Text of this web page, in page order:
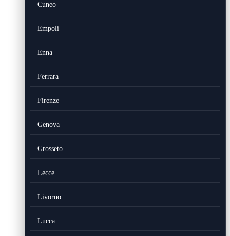
Cuneo
Empoli
Enna
Ferrara
Firenze
Genova
Grosseto
Lecce
Livorno
Lucca